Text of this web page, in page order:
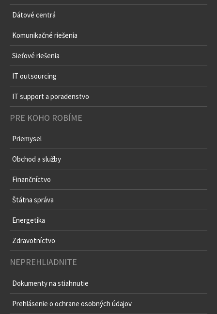
Dátové centrá
Komunikačné riešenia
Sieťové riešenia
IT outsourcing
IT support a poradenstvo
PRE KOHO ROBÍME
Priemysel
Obchod a služby
Finančníctvo
Štátna správa
Energetika
Zdravotníctvo
NEPREHLIADNITE
Dokumenty na stiahnutie
Prehlásenie o ochrane osobných údajov